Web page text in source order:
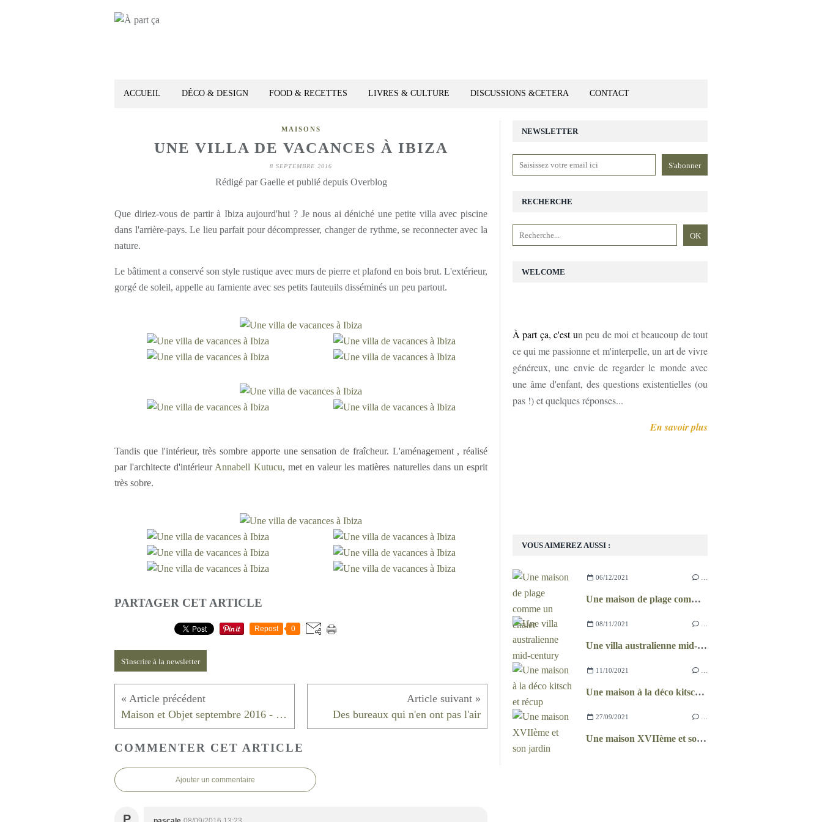
ACCUEIL DÉCO & DESIGN FOOD & RECETTES LIVRES & CULTURE DISCUSSIONS &CETERA CONTACT
MAISONS
UNE VILLA DE VACANCES À IBIZA
8 SEPTEMBRE 2016
Rédigé par Gaelle et publié depuis Overblog
Que diriez-vous de partir à Ibiza aujourd'hui ? Je nous ai déniché une petite villa avec piscine
dans l'arrière-pays. Le lieu parfait pour décompresser, changer de rythme, se reconnecter avec la
nature.
Le bâtiment a conservé son style rustique avec murs de pierre et plafond en bois brut. L'extérieur,
gorgé de soleil, appelle au farniente avec ses petits fauteuils disséminés un peu partout.
Tandis que l'intérieur, très sombre apporte une sensation de fraîcheur. L'aménagement , réalisé
par l'architecte d'intérieur Annabell Kutucu, met en valeur les matières naturelles dans un esprit
très sobre.
PARTAGER CET ARTICLE
Repost 0
S'inscrire à la newsletter
Maison et Objet septembre 2016 - mes coups de coeur Des bureaux qui n'en ont pas l'air
COMMENTER CET ARTICLE
Ajouter un commentaire
P
NEWSLETTER
RECHERCHE
VOUS AIMEREZ AUSSI :
06/12/2021
Une maison de plage comme un chalet
08/11/2021
Une villa australienne mid-century
11/10/2021
Une maison à la déco kitsch et récup
27/09/2021
Une maison XVIIème et son jardin
WELCOME
À part ça, c'est un peu de moi et beaucoup de tout
ce qui me passionne et m'interpelle, un art de vivre
généreux, une envie de regarder le monde avec
une âme d'enfant, des questions existentielles (ou
pas !) et quelques réponses...
En savoir plus